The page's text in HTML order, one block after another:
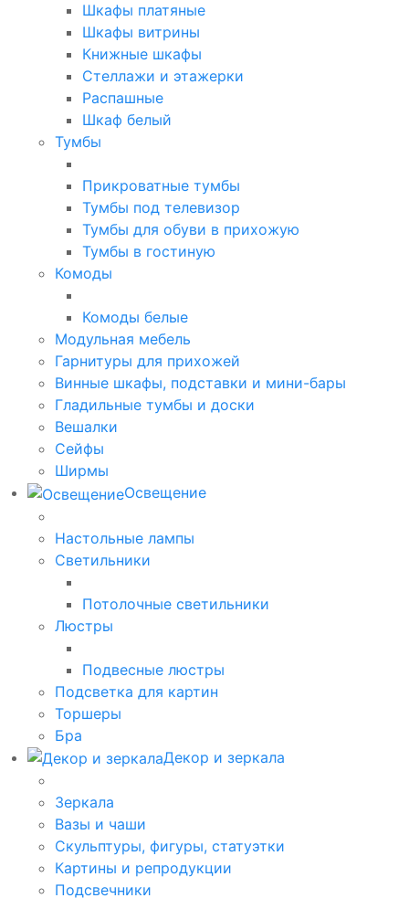
Шкафы платяные
Шкафы витрины
Книжные шкафы
Стеллажи и этажерки
Распашные
Шкаф белый
Тумбы
Прикроватные тумбы
Тумбы под телевизор
Тумбы для обуви в прихожую
Тумбы в гостиную
Комоды
Комоды белые
Модульная мебель
Гарнитуры для прихожей
Винные шкафы, подставки и мини-бары
Гладильные тумбы и доски
Вешалки
Сейфы
Ширмы
Освещение
Настольные лампы
Светильники
Потолочные светильники
Люстры
Подвесные люстры
Подсветка для картин
Торшеры
Бра
Декор и зеркала
Зеркала
Вазы и чаши
Скульптуры, фигуры, статуэтки
Картины и репродукции
Подсвечники